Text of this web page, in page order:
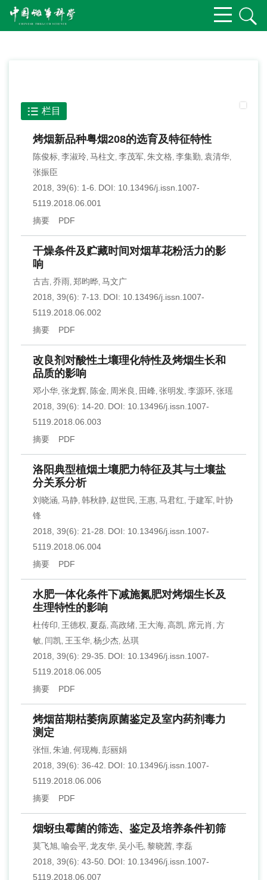
栏目
烤烟新品种粤烟208的选育及特征特性
陈俊标, 李淑玲, 马柱文, 李茂军, 朱文格, 李集勤, 袁清华,
张振臣
2018, 39(6): 1-6. DOI: 10.13496/j.issn.1007-
5119.2018.06.001
摘要
PDF
干燥条件及贮藏时间对烟草花粉活力的影
响
古吉, 乔雨, 郑昀晔, 马文广
2018, 39(6): 7-13. DOI: 10.13496/j.issn.1007-
5119.2018.06.002
摘要
PDF
改良剂对酸性土壤理化特性及烤烟生长和
品质的影响
邓小华, 张龙辉, 陈金, 周米良 , 田峰, 张明发, 李源环, 张瑶
2018, 39(6): 14-20. DOI: 10.13496/j.issn.1007-
5119.2018.06.003
摘要
PDF
洛阳典型植烟土壤肥力特征及其与土壤盐
分关系分析
刘晓涵, 马静, 韩秋静, 赵世民, 王惠, 马君红, 于建军, 叶协
锋
2018, 39(6): 21-28. DOI: 10.13496/j.issn.1007-
5119.2018.06.004
摘要
PDF
水肥一体化条件下减施氮肥对烤烟生长及
生理特性的影响
杜传印, 王德权, 夏磊, 高政绪, 王大海, 高凯, 席元肖 , 方
敏, 闫凯, 王玉华, 杨少杰, 丛琪
2018, 39(6): 29-35. DOI: 10.13496/j.issn.1007-
5119.2018.06.005
摘要
PDF
烤烟苗期枯萎病原菌鉴定及室内药剂毒力
测定
张恒, 朱迪 , 何现梅, 彭丽娟
2018, 39(6): 36-42. DOI: 10.13496/j.issn.1007-
5119.2018.06.006
摘要
PDF
烟蚜虫霉菌的筛选、鉴定及培养条件初筛
莫飞旭, 喻会平, 龙友华, 吴小毛, 黎晓茜, 李磊
2018, 39(6): 43-50. DOI: 10.13496/j.issn.1007-
5119.2018.06.007